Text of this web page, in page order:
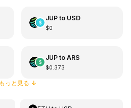
JUPto USD
$0
JUPto ARS
$0.373
もっと見る ↓